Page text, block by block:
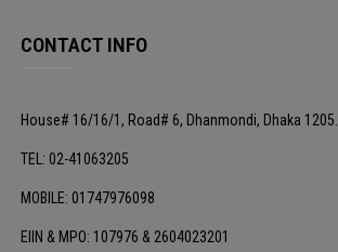
CONTACT INFO
House# 16/16/1, Road# 6, Dhanmondi, Dhaka 1205.
TEL: 02-41063205
MOBILE: 01747976098
EIIN & MPO: 107976 & 2604023201